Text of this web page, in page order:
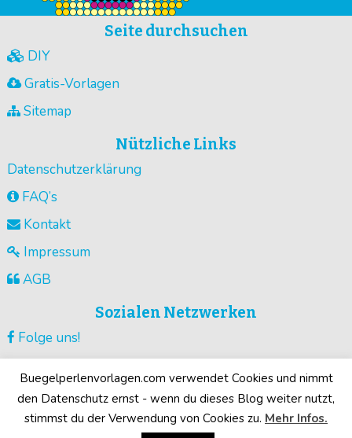
Seite durchsuchen
DIY
Gratis-Vorlagen
Sitemap
Nützliche Links
Datenschutzerklärung
FAQ’s
Kontakt
Impressum
AGB
Sozialen Netzwerken
Folge uns!
Guck unsere Videos !
Deine Motive!
Buegelperlenvorlagen.com verwendet Cookies und nimmt
den Datenschutz ernst - wenn du dieses Blog weiter nutzt,
stimmst du der Verwendung von Cookies zu. Mehr Infos.